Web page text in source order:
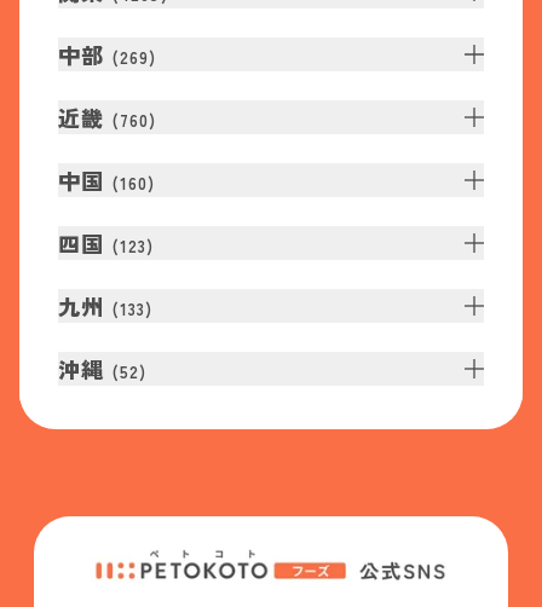
中部 (269)
近畿 (760)
中国 (160)
四国 (123)
九州 (133)
沖縄 (52)